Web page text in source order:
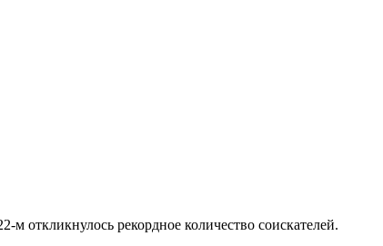
откликнулось рекордное количество соискателей.